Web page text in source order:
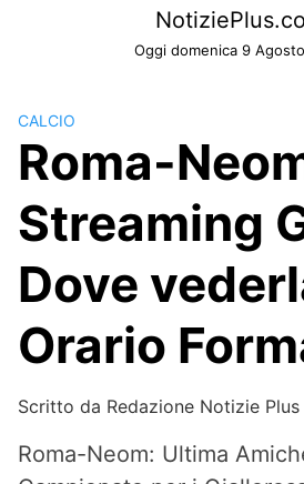
Oggi domenica 9
CALCIO
Roma-
Streaming
Dove
Orario
Scritto da Redazione Notizie Plus
Roma-Neom: Ultima